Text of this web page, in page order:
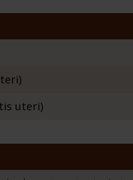
uteri)